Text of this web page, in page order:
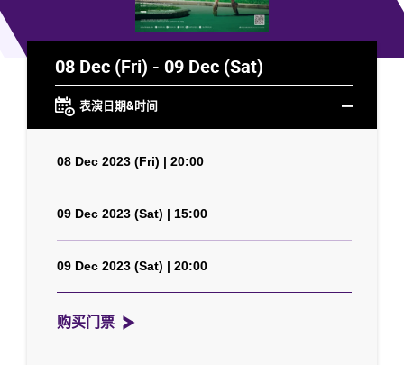
08 Dec (Fri) - 09 Dec (Sat)
表演日期&时间
08 Dec 2023 (Fri) | 20:00
09 Dec 2023 (Sat) | 15:00
09 Dec 2023 (Sat) | 20:00
购买门票